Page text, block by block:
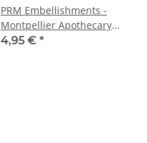
PRM Embellishments -
Montpellier Apothecary
Vials/Fläschchen
4,95 € *